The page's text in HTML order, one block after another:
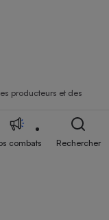
producteurs et des
combats Rechercher